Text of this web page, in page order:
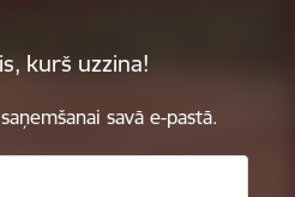
kurš uzzina!
savā e-pastā.